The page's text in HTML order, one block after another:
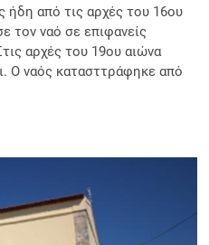
ήδη από τις αρχές του 16ου
τον ναό σε επιφανείς
αρχές του 19ου αιώνα
Ο ναός κατασττράφηκε από